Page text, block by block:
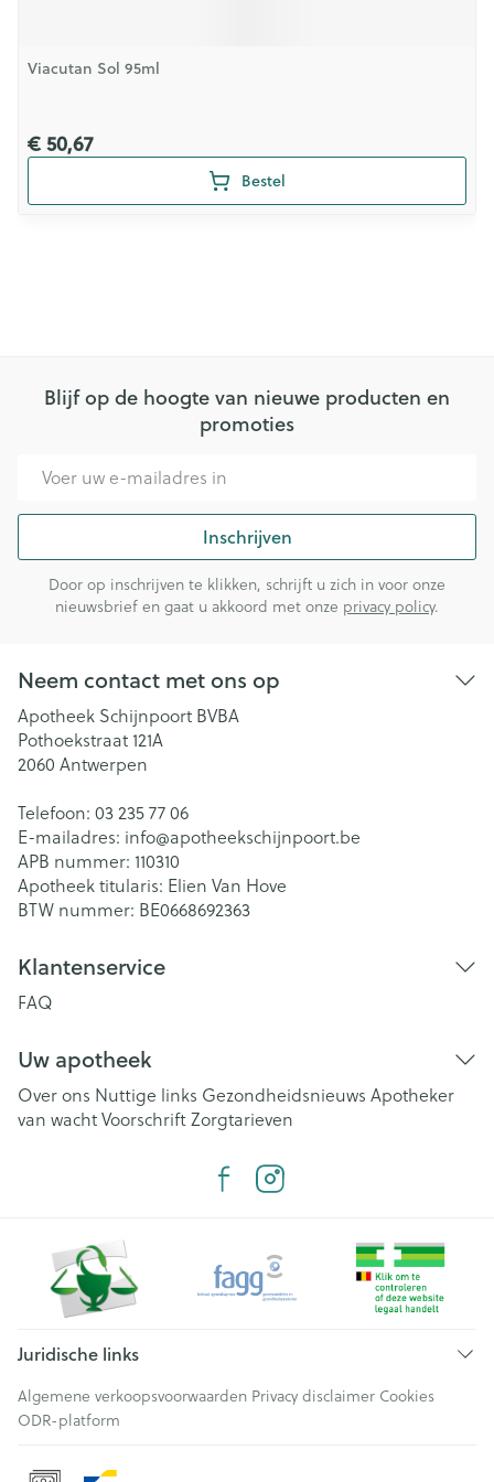
Viacutan Sol 95ml
€ 50,67
Bestel
Blijf op de hoogte van nieuwe producten en
promoties
Inschrijven
Door op inschrijven te klikken, schrijft u zich in voor onze
nieuwsbrief en gaat u akkoord met onze privacy policy.
Neem contact met ons op
Apotheek Schijnpoort BVBA
Pothoekstraat 121A
2060 Antwerpen
Telefoon: 03 235 77 06
E-mailadres: info@apotheekschijnpoort.be
APB nummer: 110310
Apotheek titularis: Elien Van Hove
BTW nummer: BE0668692363
Klantenservice
FAQ
Uw apotheek
Over ons Nuttige links Gezondheidsnieuws Apotheker
van wachtVoorschriftZorgtarieven
Juridische links
Algemene verkoopsvoorwaarden Privacy disclaimer Cookies
ODR-platform